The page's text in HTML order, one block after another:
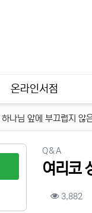
온라인서점
나님 앞에 부끄럽지
Q＆A분류
여리코
컨텐츠
3,882